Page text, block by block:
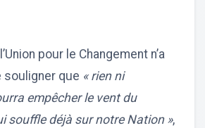
pour le Changement n’a
souligner que « rien ni
empêcher le vent du
souffle déjà sur notre Nation »,